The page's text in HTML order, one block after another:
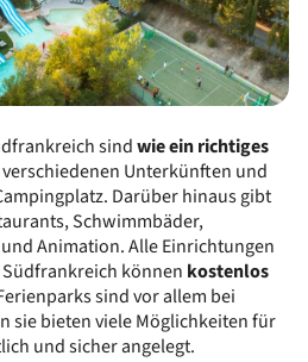
sindwie ein richtiges
Unterkünften und
Darüber hinaus gibt
Schwimmbäder,
Animation. Alle Einrichtungen
können kostenlos
sind vor allem bei
sie bieten viele Möglichkeiten für
und sicher angelegt.